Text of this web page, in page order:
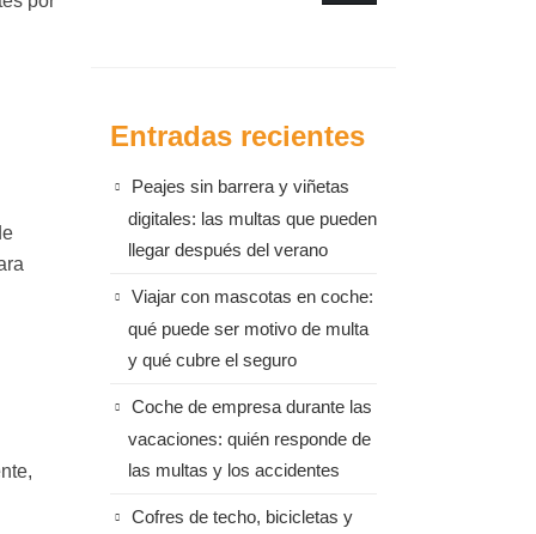
Entradas recientes
Peajes sin barrera y viñetas
digitales: las multas que pueden
llegar después del verano
Viajar con mascotas en coche:
qué puede ser motivo de multa
y qué cubre el seguro
Coche de empresa durante las
vacaciones: quién responde de
las multas y los accidentes
Cofres de techo, bicicletas y